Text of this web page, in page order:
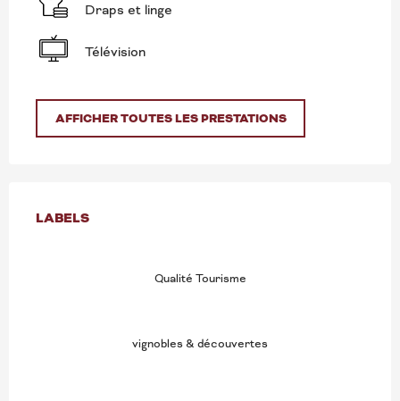
Draps et linge
Télévision
AFFICHER TOUTES LES PRESTATIONS
OFFRES DE PRESTATIONS
LABELS
LABELS
Qualité Tourisme
vignobles & découvertes